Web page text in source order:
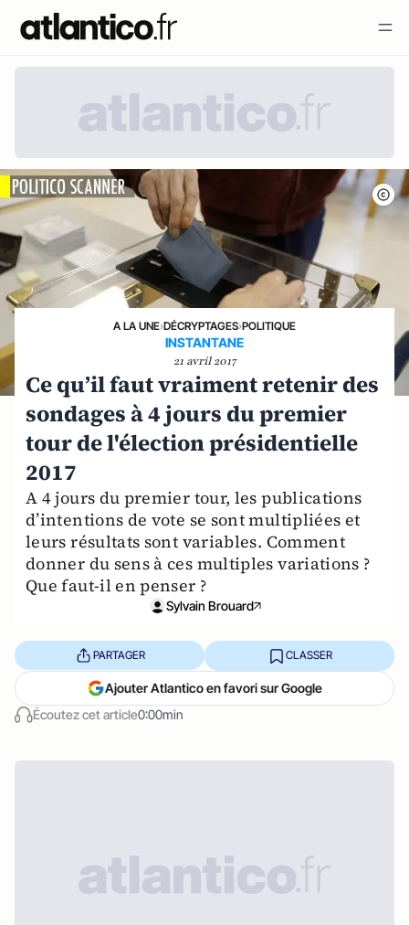
A LA UNE›DÉCRYPTAGES›POLITIQUE
INSTANTANE
21 avril 2017
Ce qu’il faut vraiment retenir des
sondages à 4 jours du premier
tour de l'élection présidentielle
2017
A 4 jours du premier tour, les publications
d’intentions de vote se sont multipliées et
leurs résultats sont variables. Comment
donner du sens à ces multiples variations ?
Que faut-il en penser ?
Sylvain Brouard
Écoutez cet article0:00min
PARTAGER CLASSER
Ajouter Atlantico en favori sur Google